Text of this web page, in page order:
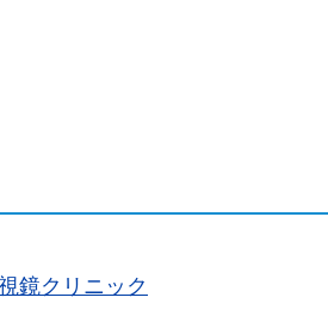
鏡クリニック